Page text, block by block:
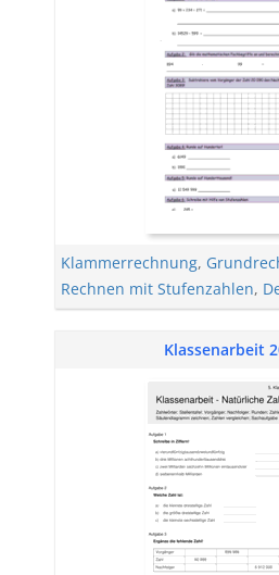
Klammerrechnung,
Rechnen mit Stufenzahlen,
Klassenarbeit